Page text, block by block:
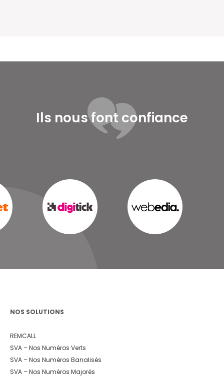
Ils nous font confiance
NOS SOLUTIONS
REMCALL
SVA – Nos Numéros Verts
SVA – Nos Numéros Banalisés
SVA – Nos Numéros Majorés